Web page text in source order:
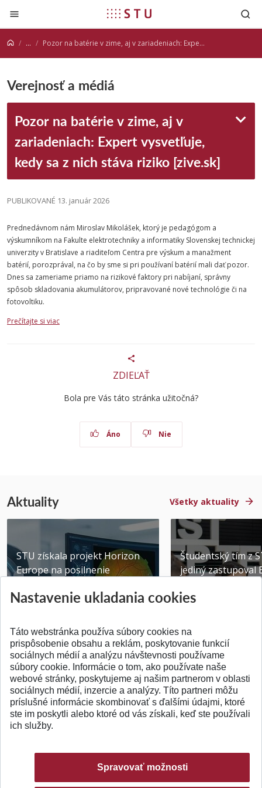
Prejsť na obsah
... Pozor na batérie v zime, aj v zariadeniach: Expert vysvetľuje, kedy sa z nich stáva riziko [zive.sk]
Verejnosť a médiá
Pozor na batérie v zime, aj v
zariadeniach: Expert vysvetľuje,
kedy sa z nich stáva riziko [zive.sk]
PUBLIKOVANÉ 13. január 2026
Prednedávnom nám Miroslav Mikolášek, ktorý je pedagógom a
výskumníkom na Fakulte elektrotechniky a informatiky Slovenskej technickej
univerzity v Bratislave a riaditeľom Centra pre výskum a manažment
batérií, porozprával, na čo by sme si pri používaní batérií mali dať pozor.
Dnes sa zameriame priamo na rizikové faktory pri nabíjaní, správny
spôsob skladovania akumulátorov, pripravované nové technológie či na
fotovoltiku.
Prečítajte si viac
ZDIEĽAŤ
Bola pre Vás táto stránka užitočná?
Áno Nie
Aktuality Všetky aktuality
STU získala projekt Horizon
Europe na posilnenie
Publikované 31.07.2026
Študentský tím z
jediný zastupoval
Publikované
SPÄŤ NA VRCH
Nastavenie ukladania cookies
Táto webstránka používa súbory cookies na
prispôsobenie obsahu a reklám, poskytovanie funkcií
sociálnych médií a analýzu návštevnosti používame
súbory cookie. Informácie o tom, ako používate naše
webové stránky, poskytujeme aj našim partnerom v oblasti
sociálnych médií, inzercie a analýzy. Títo partneri môžu
príslušné informácie skombinovať s ďalšími údajmi, ktoré
ste im poskytli alebo ktoré od vás získali, keď ste používali
ich služby.
Spravovať možnosti